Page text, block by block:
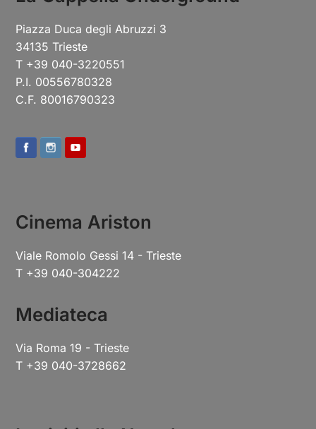
Piazza Duca degli Abruzzi 3
34135 Trieste
T +39 040-3220551
P.I. 00556780328
C.F. 80016790323
Cinema Ariston
Viale Romolo Gessi 14 - Trieste
T +39 040-304222
Mediateca
Via Roma 19 - Trieste
T +39 040-3728662